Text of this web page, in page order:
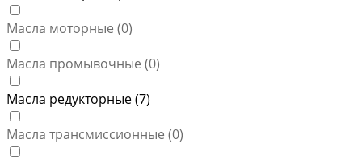
Масла моторные (0)
Масла промывочные (0)
Масла редукторные (7)
Масла трансмиссионные (0)